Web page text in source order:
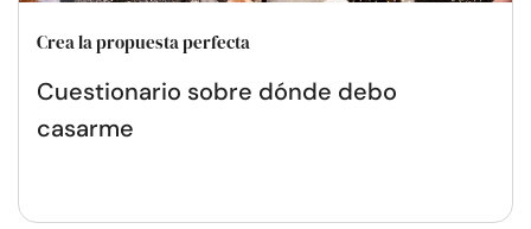
Crea la propuesta perfecta
Cuestionario sobre dónde debo
casarme